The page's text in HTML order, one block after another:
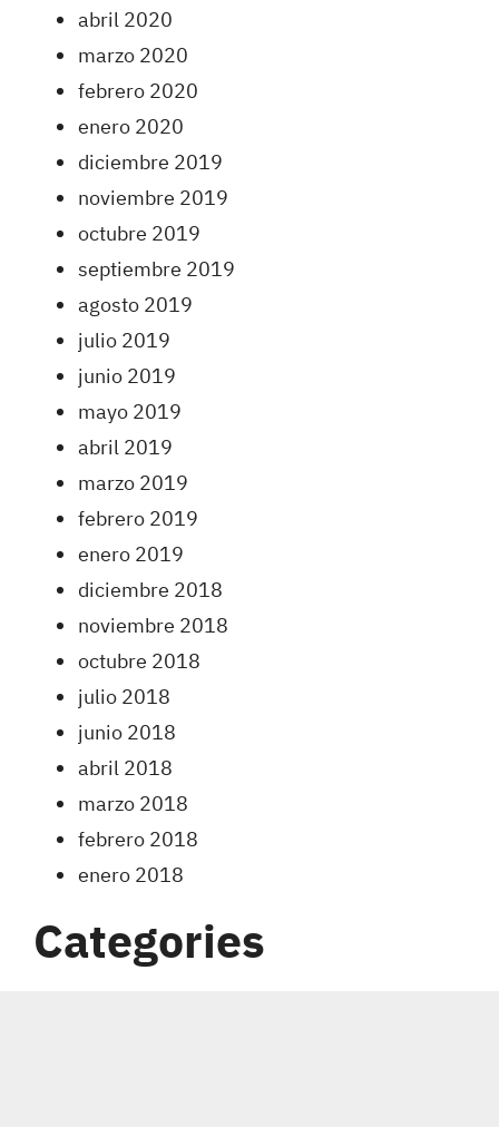
abril 2020
marzo 2020
febrero 2020
enero 2020
diciembre 2019
noviembre 2019
octubre 2019
septiembre 2019
agosto 2019
julio 2019
junio 2019
mayo 2019
abril 2019
marzo 2019
febrero 2019
enero 2019
diciembre 2018
noviembre 2018
octubre 2018
julio 2018
junio 2018
abril 2018
marzo 2018
febrero 2018
enero 2018
Categories